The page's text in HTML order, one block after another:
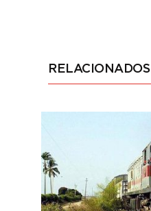
RELACIONADOS